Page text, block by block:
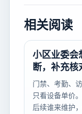
相关阅读
小区业委会
断，补充核
门禁、考勤、
只看设备单价
后续谁来维护